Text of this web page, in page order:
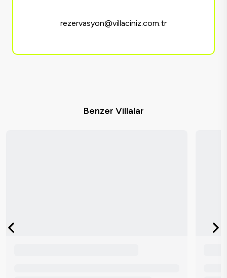
rezervasyon@villaciniz.com.tr
Benzer Villalar